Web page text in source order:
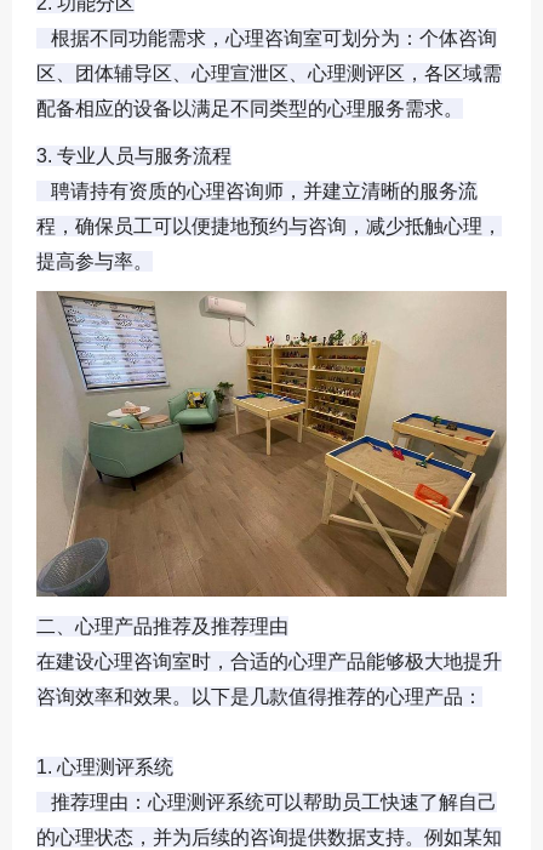
区、团体辅导区、心理宣泄区、心理测评区，各区域需
配备相应的设备以满足不同类型的心理服务需求。
3. 专业人员与服务流程
程，确保员工可以便捷地预约与咨询，减少抵触心理，
提高参与率。
二、心理产品推荐及推荐理由
在建设心理咨询室时，合适的心理产品能够极大地提升
咨询效率和效果。以下是几款值得推荐的心理产品：
1. 心理测评系统
的心理状态，并为后续的咨询提供数据支持。例如某知